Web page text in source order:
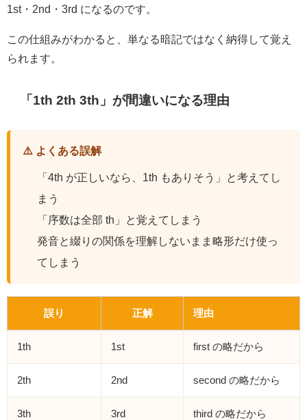
1st・2nd・3rd になるのです。
この仕組みがわかると、単なる暗記ではなく納得して覚え
られます。
「1th 2th 3th」が間違いになる理由
⚠️ よくある誤解
「4th が正しいなら、1th もありそう」と考えてし
まう
「序数は全部 th」と覚えてしまう
発音と綴りの関係を理解しないまま略形だけ使っ
てしまう
誤り 正解 理由
1th 1st first の略だから
2th 2nd second の略だから
3th 3rd third の略だから